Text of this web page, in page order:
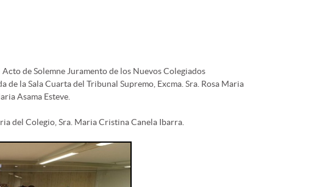
de Solemne Juramento de los Nuevos Colegiados
la Sala Cuarta del Tribunal Supremo, Excma. Sra. Rosa Maria
Asama Esteve.
del Colegio, Sra. Maria Cristina Canela Ibarra.